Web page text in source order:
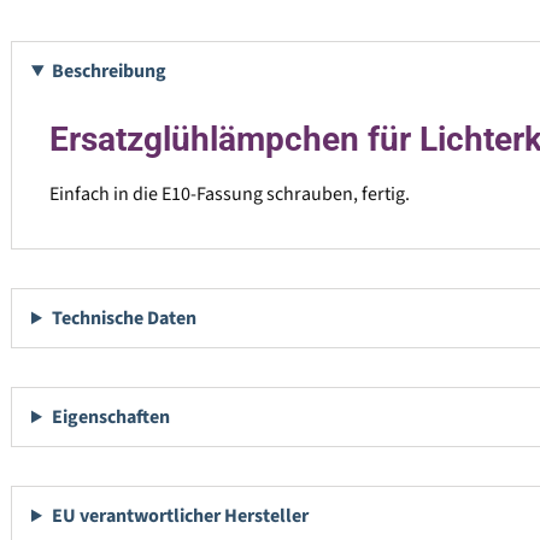
Beschreibung
Ersatzglühlämpchen für
Einfach in die E10-Fassung schrauben, fertig.
Technische Daten
Eigenschaften
EU verantwortlicher Hersteller